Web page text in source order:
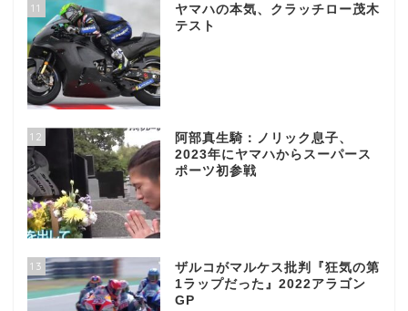
11
ヤマハの本気、クラッチロー茂木
テスト
12
阿部真生騎：ノリック息子、
2023年にヤマハからスーパース
ポーツ初参戦
13
ザルコがマルケス批判『狂気の第
1ラップだった』2022アラゴン
GP